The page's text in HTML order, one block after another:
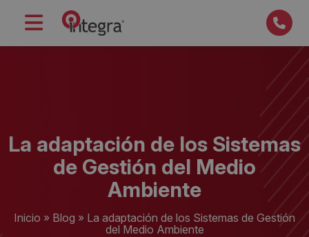
La adaptación de los Sistemas
de Gestión del Medio
Ambiente
Inicio » Blog » La adaptación de los Sistemas de Gestión
del Medio Ambiente